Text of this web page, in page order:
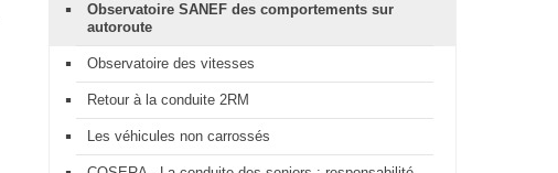
Observatoire SANEF des comportements sur
autoroute
Observatoire des vitesses
Retour à la conduite 2RM
Les véhicules non carrossés